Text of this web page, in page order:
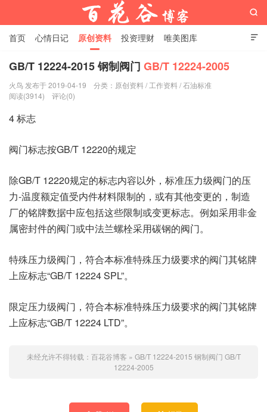

首页 心情日记 原创资料 投资理财 唯美图库
影音视频 工作照片 Python代码

GB/T 12224-2015 钢制阀门 GB/T 12224-2005
火鸟 发布于 2019-04-19 分类： 原创资料 / 工作资料 /石油标准
阅读(3914)
评论(0)
4 标志
阀门标志按GB/T 12220的规定
除GB/T 12220规定的标志内容以外，标准压力级阀门的压
力-温度额定值受内件材料限制的，或有其他变更的，制造
厂的铭牌数据中应包括这些限制或变更标志。例如采用非金
属密封件的阀门或中法兰螺栓采用碳钢的阀门。
特殊压力级阀门，符合本标准特殊压力级要求的阀门其铭牌
上应标志“GB/T 12224 SPL”。
限定压力级阀门，符合本标准特殊压力级要求的阀门其铭牌
上应标志“GB/T 12224 LTD”。
未经允许不得转载： 百花谷博客 » GB/T 12224-2015 钢制阀门 GB/T
12224-2005